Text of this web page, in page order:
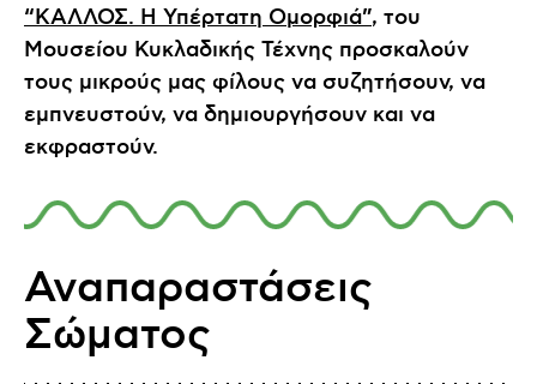
“ΚΑΛΛΟΣ. Η Υπέρτατη Ομορφιά”, του
Μουσείου Κυκλαδικής Τέχνης προσκαλούν
τους μικρούς μας φίλους να συζητήσουν, να
εμπνευστούν, να δημιουργήσουν και να
εκφραστούν.
Αναπαραστάσεις
Σώματος